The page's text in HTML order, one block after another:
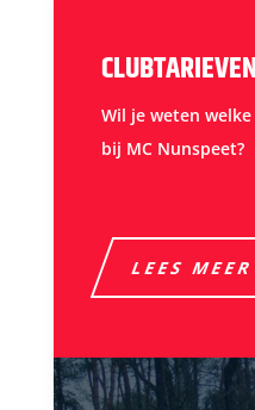
Wil je weten
bij MC Nunspeet?
LEES MEER